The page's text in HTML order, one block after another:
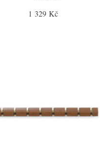
1 329 Kč